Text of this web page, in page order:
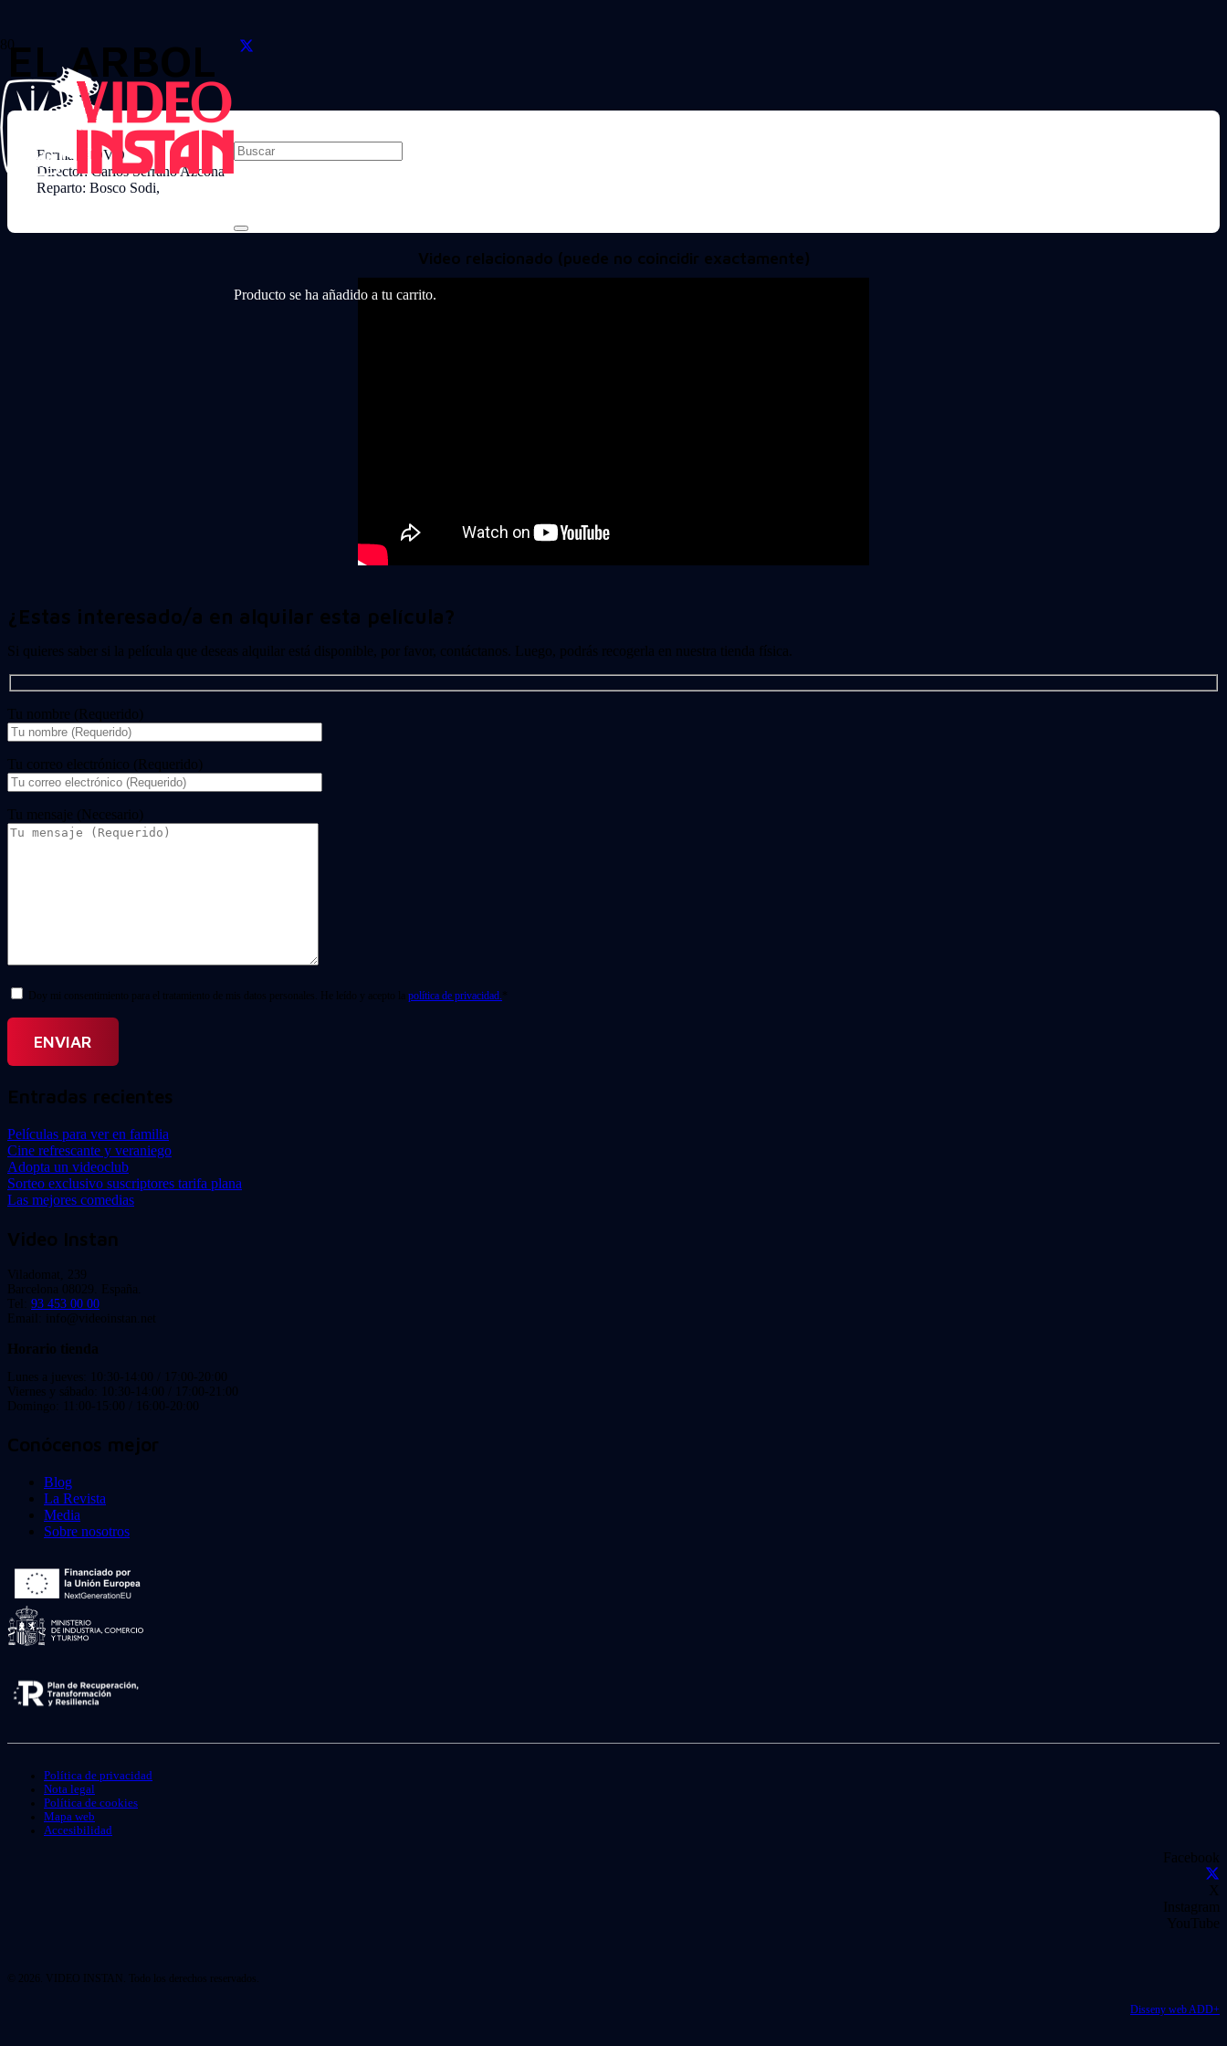
Producto se ha añadido a tu carrito.
EL ARBOL
Formato: DVD
Director: Carlos Serrano Azcona
Reparto: Bosco Sodi,
Video relacionado (puede no coincidir exactamente)
¿Estas interesado/a en alquilar esta película?
Si quieres saber si la película que deseas alquilar está disponible, por favor, contáctanos. Luego, podrás recogerla en nuestra tienda física.
Tu nombre (Requerido)
Tu correo electrónico (Requerido)
Tu mensaje (Necesario)
Doy mi consentimiento para el tratamiento de mis datos personales. He leído y acepto la política de privacidad. *
Entradas recientes
Películas para ver en familia
Cine refrescante y veraniego
Adopta un videoclub
Sorteo exclusivo suscriptores tarifa plana
Las mejores comedias
Video Instan
Viladomat, 239
Barcelona 08029. España.
Tel: 93 453 00 00
Email: info@videoinstan.net
Horario tienda
Lunes a jueves: 10:30-14:00 / 17:00-20:00
Viernes y sábado: 10:30-14:00 / 17:00-21:00
Domingo: 11:00-15:00 / 16:00-20:00
Conócenos mejor
Blog
La Revista
Media
Sobre nosotros
Política de privacidad
Nota legal
Política de cookies
Mapa web
Accesibilidad
Facebook
X
Instagram
YouTube
© 2026. VIDEO INSTAN. Todo los derechos reservados.
Disseny web ADD+